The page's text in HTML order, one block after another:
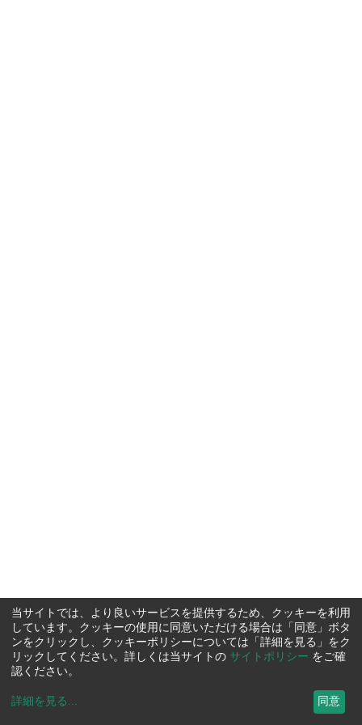
当サイトでは、より良いサービスを提供するため、クッキーを利用
しています。クッキーの使用に同意いただける場合は「同意」ボタ
ンをクリックし、クッキーポリシーについては「詳細を見る」をク
リックしてください。詳しくは当サイトの サイトポリシー をご確
認ください。
詳細を見る ... 同意